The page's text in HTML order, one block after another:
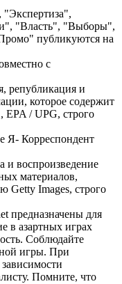
"Власть", "Выборы",
публикуются на
с
републикация и
которое содержит
/ UPG, строго
Я- Корреспондент
и воспроизведение
материалов,
Getty Images, строго
предназначены для
в азартных играх
Соблюдайте
игры. При
Помните, что